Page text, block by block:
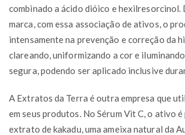
combinado a ácido dióico e hexilresorcinol.
marca, com essa associação de ativos, o
intensamente na prevenção e correção da
clareando, uniformizando a cor e
segura, podendo ser aplicado inclusive
A Extratos da Terra é outra empresa que
em seus produtos. No Sérum Vit C, o ativo
extrato de kakadu, uma ameixa natural da